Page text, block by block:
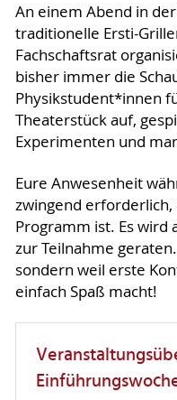
An einem Abend in
traditionelle Ersti-
Fachschaftsrat
bisher immer die
Physikstudent*innen
Theaterstück auf,
Experimenten und
Eure Anwesenheit
zwingend
Programm ist. Es wird
zur Teilnahme
sondern weil erste
einfach Spaß macht!